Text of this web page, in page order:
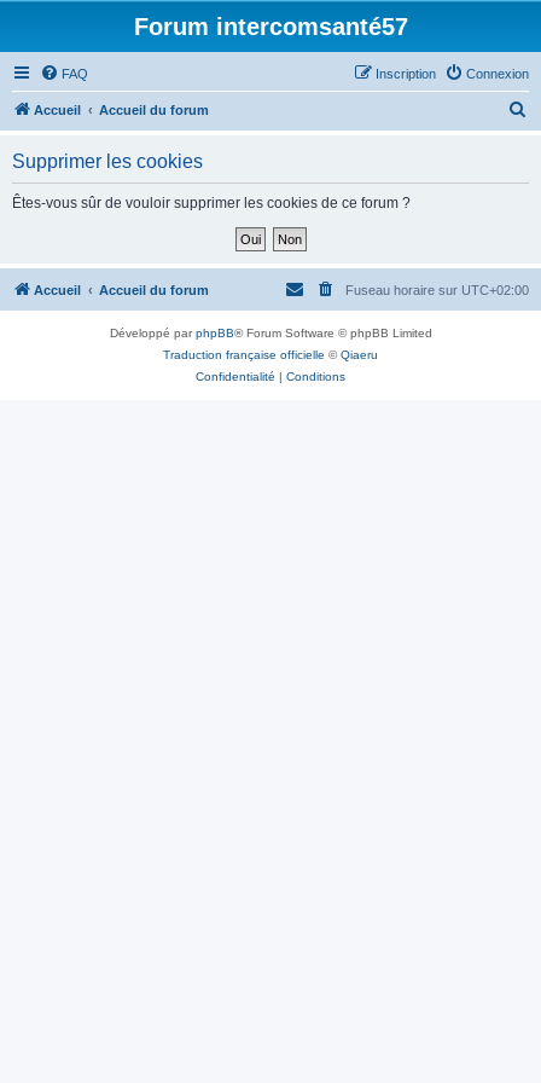
Forum intercomsanté57
FAQ Connexion
Inscription
Accueil Accueil du forum
h
Supprimer les cookies
Êtes-vous sûr de vouloir supprimer les cookies de ce forum ?
Accueil Accueil du forum Fuseau horaire sur UTC+02:00
Développé parphpBB® Forum Software © phpBB Limited
Traduction française officielle ©Qiaeru
Confidentialité | Conditions